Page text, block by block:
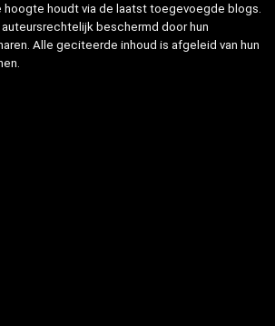
hoogte houdt via de laatst toegevoegde blogs.
beschermd door hun
Alle geciteerde inhoud is afgeleid van hun